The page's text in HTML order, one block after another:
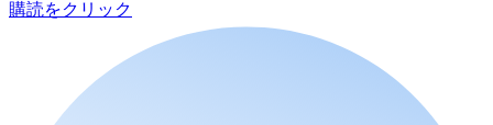
購読をクリック